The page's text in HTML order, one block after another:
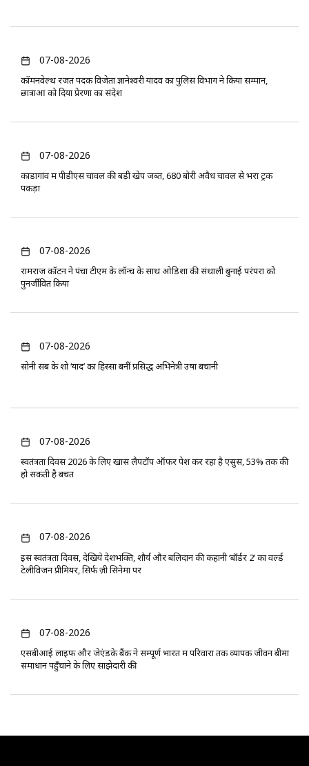
07-08-2026
कॉमनवेल्थ रजत पदक विजेता ज्ञानेश्वरी यादव का पुलिस विभाग ने किया सम्मान,
छात्राओं को दिया प्रेरणा का संदेश
07-08-2026
कोंडागांव में पीडीएस चावल की बड़ी खेप जब्त, 680 बोरी अवैध चावल से भरा ट्रक
पकड़ा
07-08-2026
रामराज कॉटन ने पंचा टीएम के लॉन्च के साथ ओडिशा की संथाली बुनाई परंपरा को
पुनर्जीवित किया
07-08-2026
सोनी सब के शो ‘यादें’ का हिस्सा बनीं प्रसिद्ध अभिनेत्री उषा बचानी
07-08-2026
स्वतंत्रता दिवस 2026 के लिए खास लैपटॉप ऑफर पेश कर रहा है एसुस, 53% तक की
हो सकती है बचत
07-08-2026
इस स्वतंत्रता दिवस, देखिये देशभक्ति, शौर्य और बलिदान की कहानी ‘बॉर्डर 2’ का वर्ल्ड
टेलीविजन प्रीमियर, सिर्फ ज़ी सिनेमा पर
07-08-2026
एसबीआई लाइफ और जेएंडके बैंक ने सम्पूर्ण भारत में परिवारों तक व्यापक जीवन बीमा
समाधान पहुँचाने के लिए साझेदारी की